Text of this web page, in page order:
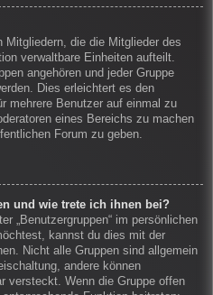
Mitgliedern, die die Mitglieder des
verwaltbare Einheiten aufteilt.
angehören und jeder Gruppe
Dies erleichtert es den
mehrere Benutzer auf einmal zu
eines Bereichs zu machen
Forum zu geben.
und wie trete ich ihnen bei?
„Benutzergruppen“ im persönlichen
kannst du dies mit der
Nicht alle Gruppen sind allgemein
andere können
versteckt. Wenn die Gruppe offen